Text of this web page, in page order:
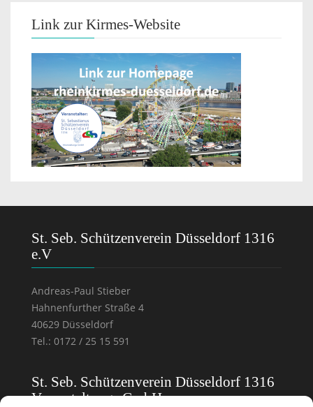
Link zur Kirmes-Website
St. Seb. Schützenverein Düsseldorf 1316
e.V
Andreas-Paul Stieber
Hahnenfurther Straße 4
40629 Düsseldorf
Tel.: 0172 / 25 15 591
St. Seb. Schützenverein Düsseldorf 1316
Veranstaltungs GmbH